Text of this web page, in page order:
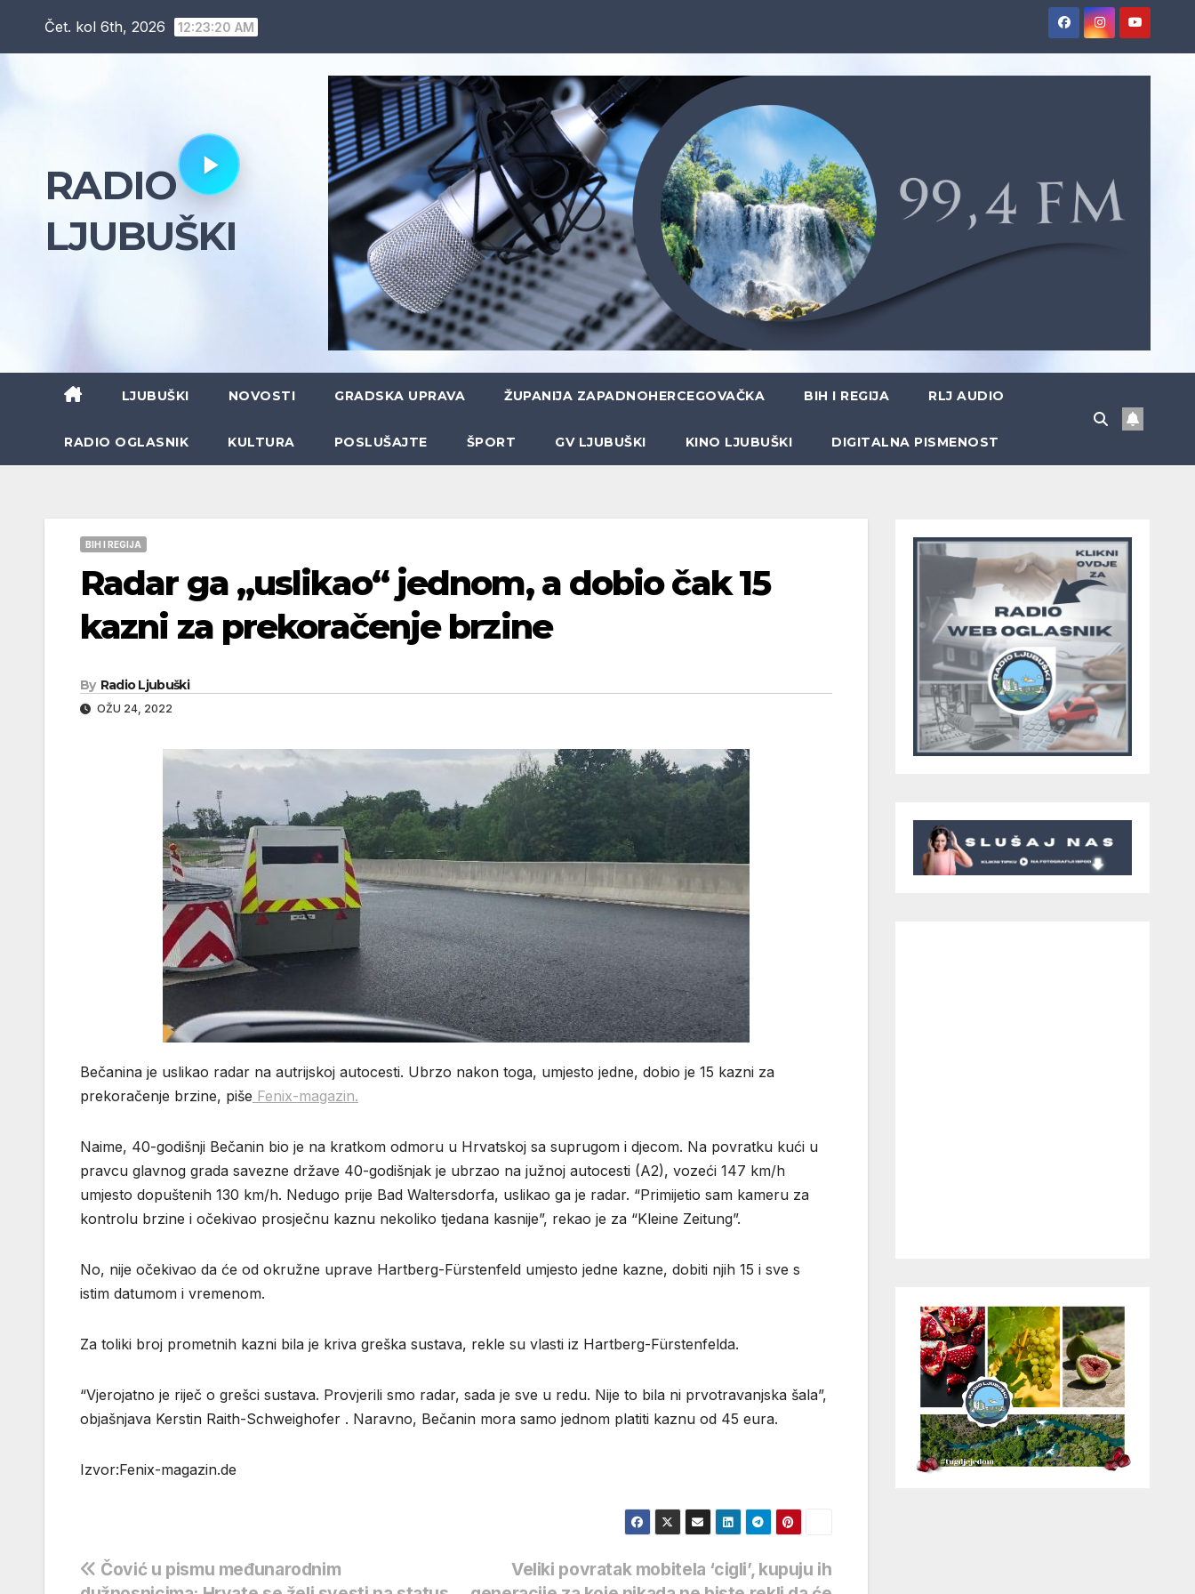
Čet. kol 6th, 2026 12:23:20 AM
RADIO
LJUBUŠKI
LJUBUŠKI NOVOSTI GRADSKA UPRAVA ŽUPANIJA ZAPADNOHERCEGOVAČKA BIH I REGIJA RLJ AUDIO
RADIO OGLASNIK KULTURA POSLUŠAJTE ŠPORT GV LJUBUŠKI KINO LJUBUŠKI DIGITALNA PISMENOST
BIH I REGIJA
Radar ga „uslikao“ jednom, a dobio čak 15
kazni za prekoračenje brzine
By Radio Ljubuški
OŽU 24, 2022
Bečanina je uslikao radar na autrijskoj autocesti. Ubrzo nakon toga, umjesto jedne, dobio je 15 kazni za
prekoračenje brzine, piše Fenix-magazin.
Naime, 40-godišnji Bečanin bio je na kratkom odmoru u Hrvatskoj sa suprugom i djecom. Na povratku kući u
pravcu glavnog grada savezne države 40-godišnjak je ubrzao na južnoj autocesti (A2), vozeći 147 km/h
umjesto dopuštenih 130 km/h. Nedugo prije Bad Waltersdorfa, uslikao ga je radar. “Primijetio sam kameru za
kontrolu brzine i očekivao prosječnu kaznu nekoliko tjedana kasnije”, rekao je za “Kleine Zeitung”.
No, nije očekivao da će od okružne uprave Hartberg-Fürstenfeld umjesto jedne kazne, dobiti njih 15 i sve s
istim datumom i vremenom.
Za toliki broj prometnih kazni bila je kriva greška sustava, rekle su vlasti iz Hartberg-Fürstenfelda.
“Vjerojatno je riječ o grešci sustava. Provjerili smo radar, sada je sve u redu. Nije to bila ni prvotravanjska šala”,
objašnjava Kerstin Raith-Schweighofer . Naravno, Bečanin mora samo jednom platiti kaznu od 45 eura.
Izvor:Fenix-magazin.de
Navigacija
Veliki povratak mobitela ‘cigli’, kupuju ih
Čović u pismu međunarodnim